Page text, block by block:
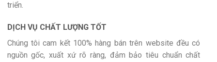
triển.
DỊCH VỤ CHẤT LƯỢNG TỐT
Chúng tôi cam kết 100% hàng bán trên website đều có
nguồn gốc, xuất xứ rõ ràng, đảm bảo tiêu chuẩn chất